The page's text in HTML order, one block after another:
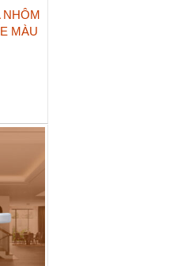
NHÔM
MÀU